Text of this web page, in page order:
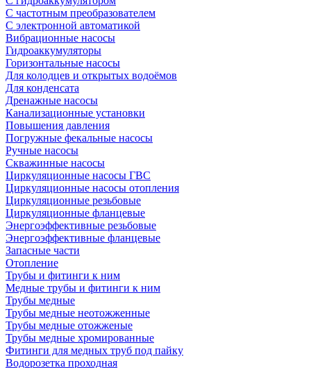
С частотным преобразователем
С электронной автоматикой
Вибрационные насосы
Гидроаккумуляторы
Горизонтальные насосы
Для колодцев и открытых водоёмов
Для конденсата
Дренажные насосы
Канализационные установки
Повышения давления
Погружные фекальные насосы
Ручные насосы
Скважинные насосы
Циркуляционные насосы ГВС
Циркуляционные насосы отопления
Циркуляционные резьбовые
Циркуляционные фланцевые
Энергоэффективные резьбовые
Энергоэффективные фланцевые
Запасные части
Отопление
Трубы и фитинги к ним
Медные трубы и фитинги к ним
Трубы медные
Трубы медные неотожженные
Трубы медные отожженые
Трубы медные хромированные
Фитинги для медных труб под пайку
Водорозетка проходная